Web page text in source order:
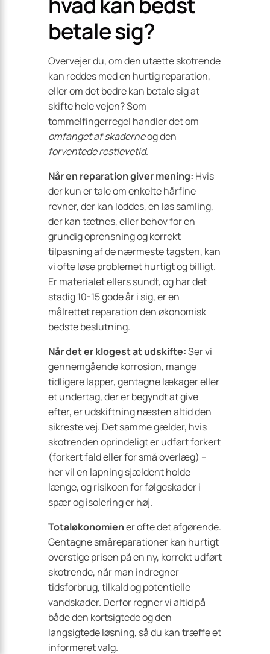
betale sig?
Overvejer du, om den utætte skotrende
kan reddes med en hurtig reparation,
eller om det bedre kan betale sig at
skifte hele vejen? Som
tommelfingerregel handler det om
omfanget af skaderneog den
forventede restlevetid.
Når en reparation giver mening: Hvis
der kun er tale om enkelte hårfine
revner, der kan loddes, en løs samling,
der kan tætnes, eller behov for en
grundig oprensning og korrekt
tilpasning af de nærmeste tagsten, kan
vi ofte løse problemet hurtigt og billigt.
Er materialet ellers sundt, og har det
stadig 10-15 gode år i sig, er en
målrettet reparation den økonomisk
bedste beslutning.
Når det er klogest at udskifte:Ser vi
gennemgående korrosion, mange
tidligere lapper, gentagne lækager eller
et undertag, der er begyndt at give
efter, er udskiftning næsten altid den
sikreste vej. Det samme gælder, hvis
skotrenden oprindeligt er udført forkert
(forkert fald eller for små overlæg) –
her vil en lapning sjældent holde
længe, og risikoen for følgeskader i
spær og isolering er høj.
Totaløkonomiener ofte det afgørende.
Gentagne småreparationer kan hurtigt
overstige prisen på en ny, korrekt udført
skotrende, når man indregner
tidsforbrug, tilkald og potentielle
vandskader. Derfor regner vi altid på
både den kortsigtede og den
langsigtede løsning, så du kan træffe et
informeret valg.